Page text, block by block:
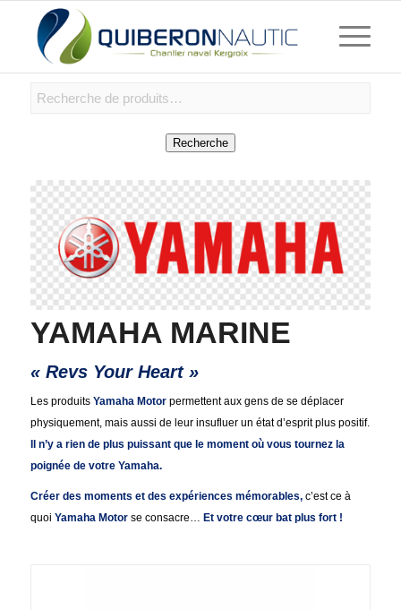
Recherche
YAMAHA MARINE
« Revs Your Heart »
Les produits Yamaha Motorpermettent aux gens de se déplacer
physiquement, mais aussi de leur insufluer un état d’esprit plus positif.
Il n’y a rien de plus puissant que le moment où vous tournez la
poignée de votre Yamaha.
Créer des moments et des expériences mémorables,c’est ce à
quoi Yamaha Motorse consacre… Et votre cœur bat plus fort !